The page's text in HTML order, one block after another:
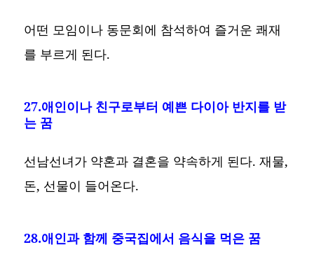
어떤 모임이나 동문회에 참석하여 즐거운 쾌재
를 부르게 된다.
27.애인이나 친구로부터 예쁜 다이아 반지를 받
는 꿈
선남선녀가 약혼과 결혼을 약속하게 된다. 재물,
돈, 선물이 들어온다.
28.애인과 함께 중국집에서 음식을 먹은 꿈